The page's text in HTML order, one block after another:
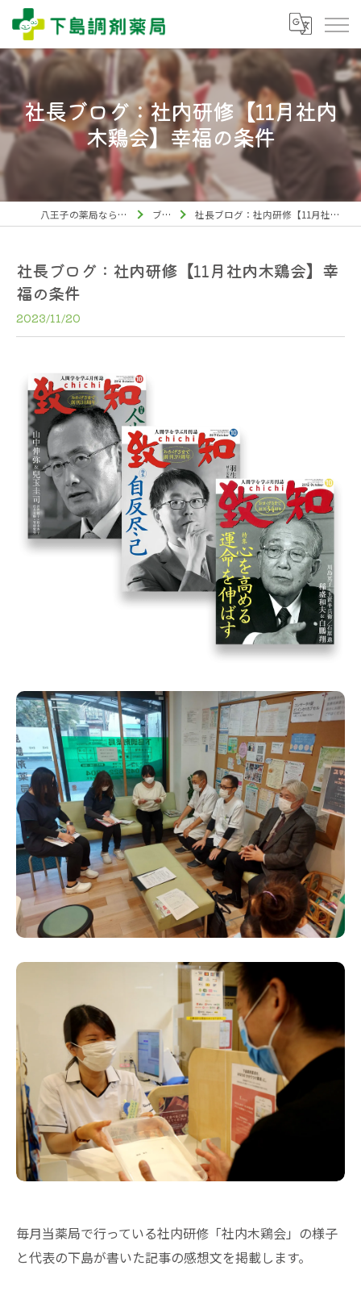
社長ブログ：社内研修【11月社内
木鶏会】幸福の条件
八王子の薬局なら下島調剤薬局 ブログ 社長ブログ：社内研修【11月社内木鶏会】幸福の条件
社長ブログ：社内研修【11月社内木鶏会】幸
福の条件
2023/11/20
毎月当薬局で行っている社内研修「社内木鶏会」の様子
と代表の下島が書いた記事の感想文を掲載します。